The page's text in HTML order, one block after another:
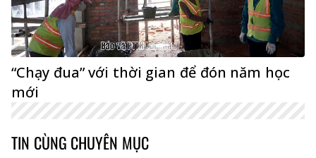
“Chạy đua” với thời gian để đón năm học
mới
TIN CÙNG CHUYÊN MỤC